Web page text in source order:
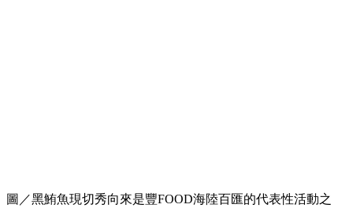
圖／黑鮪魚現切秀向來是豐FOOD海陸百匯的代表性活動之